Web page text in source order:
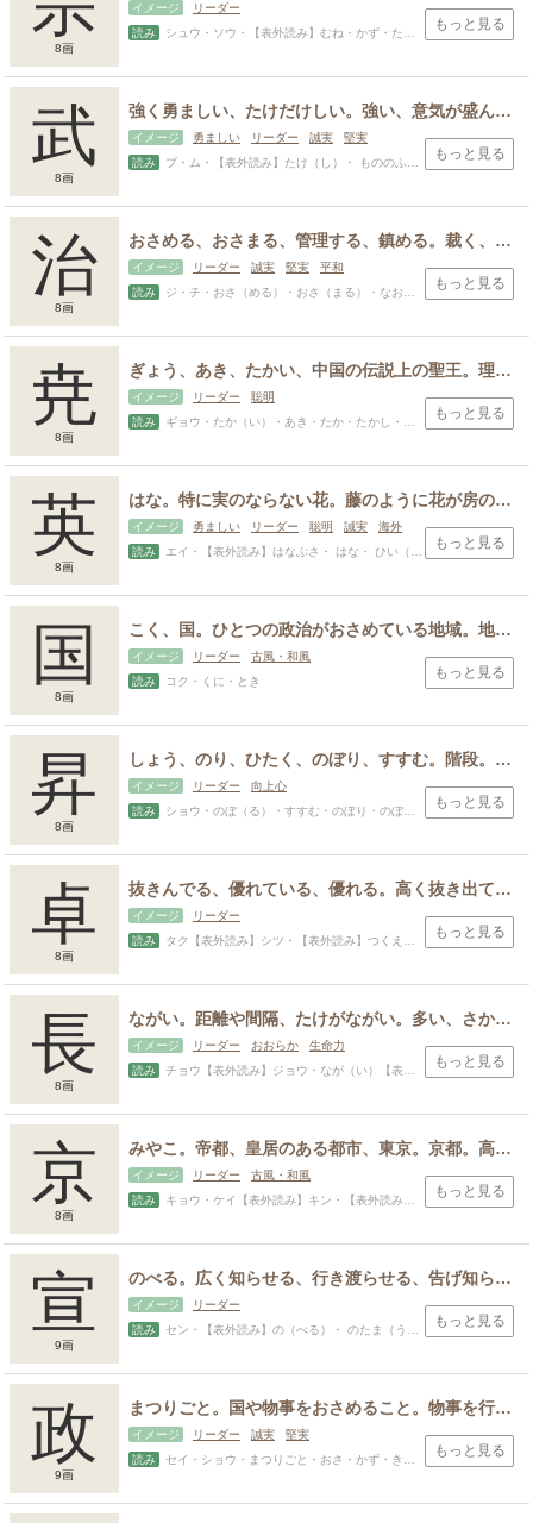
8画
イメージ
リーダー
読み
シュウ・ソウ・【表外読み】むね・かず・たかし・とき・とし・のり・ひろ・もと
もっと見る
武
8画
強く勇ましい、たけだけしい。強い、意気が盛ん。もののふ、軍人、つわもの。いくさ、戦い、戦争。軍事、戦力。武器、兵器。しのぐ、超える。
イメージ 勇ましい リーダー 誠実
堅実
読み
ブ・ム・【表外読み】たけ（し）・ もののふ・いさ・いさむ・たつ・たけ・たけし・たける・ふか
もっと見る
治
8画
おさめる、おさまる、管理する、鎮める。裁く、正す。営む、整える。世の中を治める。つかさどる、取り仕切る。病気やけがを治す、治療する、なおる。比べる、匹敵する。助ける。さかん、盛んになる。
イメージ リーダー 誠実 堅実
平和
読み
ジ・チ・おさ（める）・おさ（まる）・なお（る）・なお（す）・おさむ・さだ・ず・ただす・つぐ・とお・のぶ・はる・よし
もっと見る
尭
8画
ぎょう、あき、たかい、中国の伝説上の聖王。理想的な帝王とされている。立派な人格の帝王だったことに由来し人間的に豊か、優秀なもののたとえ。
イメージ リーダー
聡明
読み
ギョウ・たか（い）・あき・たか・たかし・のり・よし
もっと見る
スポンサードリンク
英
8画
はな。特に実のならない花。藤のように花が房のように咲く花、はなぶさ。花びら。秀でていること、すぐれていること、すぐれて美しいこと。すぐれている人。
イメージ 勇ましい リーダー 聡明 誠実
海外
読み
エイ・【表外読み】はなぶさ・ はな・ ひい（でる）・あきら・あや・すぐる・たけし・つね・てる・とし・はな・ひで・ひでる・ひら・ふさ・ぶさ・よし
もっと見る
国
8画
こく、国。ひとつの政治がおさめている地域。地方。任国をおさめること。生まれ育った場所、故郷、天に対する大地。
イメージ リーダー
古風・和風
読み
コク・くに・とき
もっと見る
昇
8画
しょう、のり、ひたく、のぼり、すすむ。階段。太陽や月が高く上がる。地位や身分などが上がる。
イメージ リーダー
向上心
読み
ショウ・のぼ（る）・すすむ・のぼり・のぼる・のり・まさ・かみ
もっと見る
卓
8画
抜きんでる、優れている、優れる。高く抜き出ている。机、台、テーブル。
イメージ
リーダー
読み
タク【表外読み】シツ・【表外読み】つくえ・ すぐ（れる）・すぐる・たか・たかし・つな・とお・まこと・まさる・もち
もっと見る
長
8画
ながい。距離や間隔、たけがながい。多い、さかんである。ながく、いつまでも、永久に。おさ、かしら、率いる人。優れている。たける、育つ、のびる。優れている、優れているところ。年が多い、年上。尊い、尊ぶ。
イメージ リーダー おおらか
生命力
読み
チョウ【表外読み】ジョウ・なが（い）【表外読み】た（ける）・ おさ・いえ・おさ・たか・たかし・たけ・たけし・つね・つかさ・なが・ながし・のぶ・ひさ・ひさし・まさ・まさる・ます・みち
もっと見る
京
8画
みやこ。帝都、皇居のある都市、東京。京都。高い、大きい、さかん。
イメージ リーダー
古風・和風
読み
キョウ・ケイ【表外読み】キン・【表外読み】みやこ・あつ・おさむ・たかし・ちか・ひろし
もっと見る
宣
9画
のべる。広く知らせる、行き渡らせる、告げ知らせる。示す、知らせる。明らかにする。 のたまう、おっしゃる、みことのり。通す、通る。広く意向を述べ伝える。
イメージ
リーダー
読み
セン・【表外読み】の（べる）・ のたま（う）・すみ・つら・のぶ・のり・ひさ・ふさ・むら・よし・より
もっと見る
政
9画
まつりごと。国や物事をおさめること。物事を行う方法。正す、正しくさせる。おきて、決まり、基準。筋道を立てて執り行うこと、やりくりすること。
イメージ リーダー 誠実
堅実
読み
セイ・ショウ・まつりごと・おさ・かず・きよ・こと・すなお・ただ・ただし・ただす・なり・のぶ・のり・まさ・まさし・ゆき
もっと見る